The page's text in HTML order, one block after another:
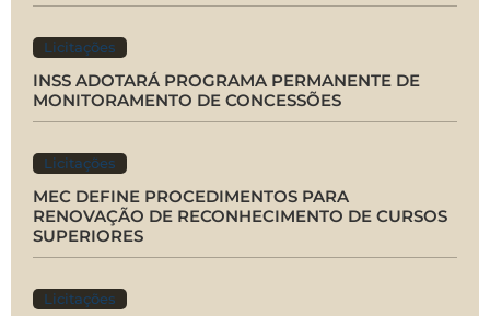
Licitações
INSS ADOTARÁ PROGRAMA PERMANENTE DE
MONITORAMENTO DE CONCESSÕES
Licitações
MEC DEFINE PROCEDIMENTOS PARA
RENOVAÇÃO DE RECONHECIMENTO DE CURSOS
SUPERIORES
Licitações